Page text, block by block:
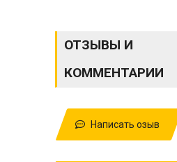
ОТЗЫВЫ И
КОММЕНТАРИИ
Написать озыв